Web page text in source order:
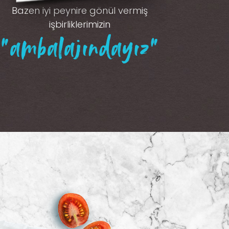
Bazen iyi peynire gönül vermiş
işbirliklerimizin
“ambalajındayız”